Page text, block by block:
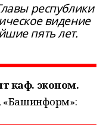
республики
видение
пять лет.
каф. эконом.
«Башинформ»: